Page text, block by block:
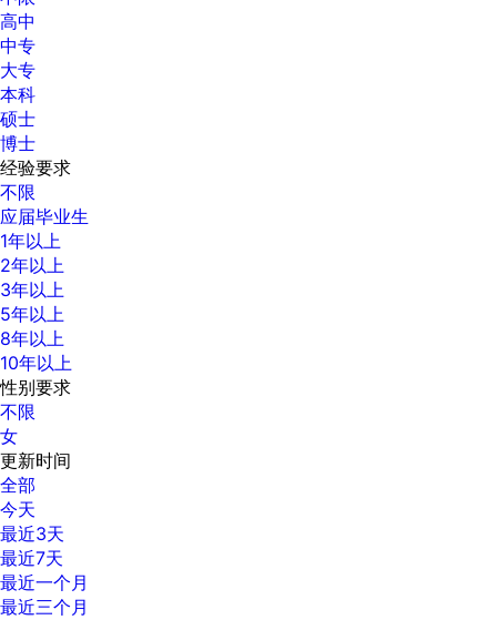
高中
中专
大专
本科
硕士
博士
经验要求
不限
应届毕业生
1年以上
2年以上
3年以上
5年以上
8年以上
10年以上
性别要求
不限
女
更新时间
全部
今天
最近3天
最近7天
最近一个月
最近三个月